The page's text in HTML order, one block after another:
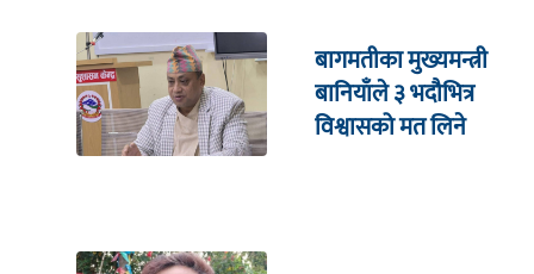
बागमतीका मुख्यमन्त्री
बानियाँले ३ भदौभित्र
विश्वासको मत लिने